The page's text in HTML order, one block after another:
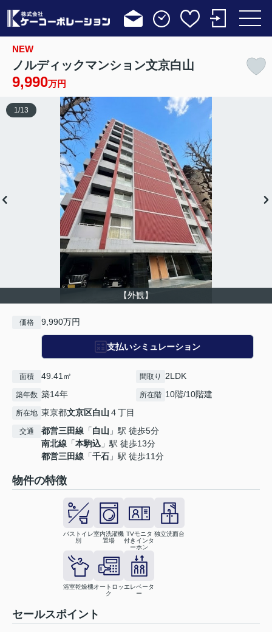
NEW
ノルディックマンション文京白山
9,990万円
【外観】
1 /13
価格 9,990万円
支払いシミュレーション
面積 49.41㎡ 間取り 2LDK
築年数 築14年 所在階 10階/10階建
所在地 東京都文京区白山 ４丁目
交通 都営三田線 「白山 」駅 徒歩5分
南北線 「本駒込 」駅 徒歩13分
都営三田線 「千石 」駅 徒歩11分
物件の特徴
バストイレ
別
室内洗濯機
置場
TVモニタ
付きインタ
ーホン
独立洗面台
浴室乾燥機オートロッ
ク
エレベータ
ー
セールスポイント